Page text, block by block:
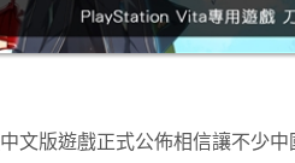
文版遊戲正式公佈相信讓不少